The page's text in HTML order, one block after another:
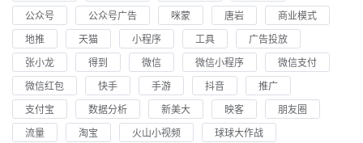
公众号
公众号广告 咪蒙 唐岩
商业模式
地推
天猫 小程序 工具
广告投放
张小龙
得到 微信 微信小程序
微信支付
微信红包
快手 手游 抖音
推广
支付宝
数据分析 新美大 映客
朋友圈
流量
淘宝 火山小视频
球球大作战